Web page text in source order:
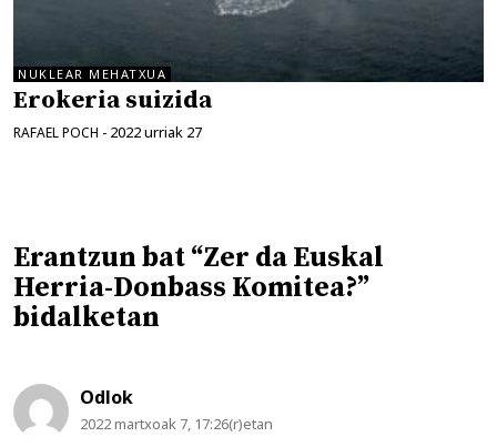
NUKLEAR MEHATXUA
Erokeria suizida
RAFAEL POCH - 2022 urriak 27
Erantzun bat “Zer da Euskal
Herria-Donbass Komitea?”
bidalketan
Odlok
2022 martxoak 7, 17:26(r)etan